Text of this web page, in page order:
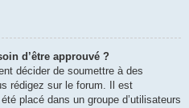
d’être approuvé ?
décider de soumettre à des
rédigez sur le forum. Il est
placé dans un groupe d’utilisateurs